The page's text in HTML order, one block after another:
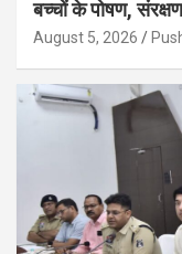
बच्चों के पोषण,
August 5, 2026